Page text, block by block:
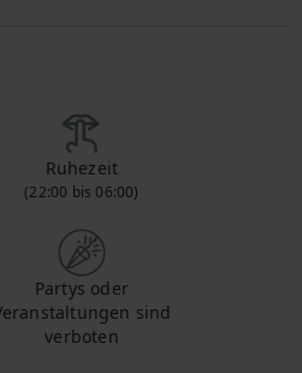
Ruhezeit
(22:00 bis 06:00)
Partys oder
sind
verboten